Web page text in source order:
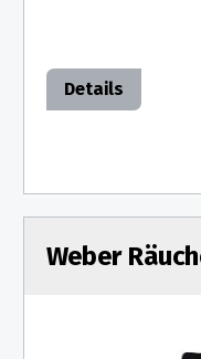
Details
Weber